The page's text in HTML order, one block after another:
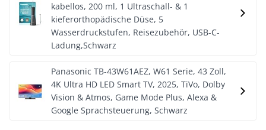
kabellos, 200 ml, 1 Ultraschall- & 1
kieferorthopädische Düse, 5
Wasserdruckstufen, Reisezubehör, USB-C-
Ladung,Schwarz
Panasonic TB-43W61AEZ, W61 Serie, 43 Zoll,
4K Ultra HD LED Smart TV, 2025, TiVo, Dolby
Vision & Atmos, Game Mode Plus, Alexa &
Google Sprachsteuerung, Schwarz